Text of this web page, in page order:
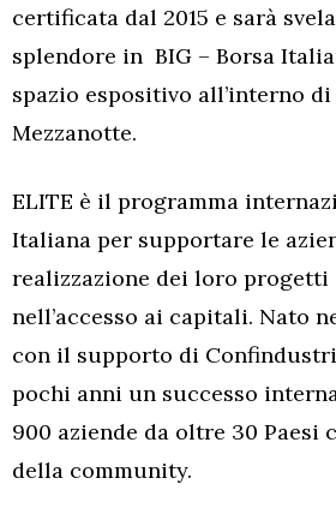
certificata dal 2015 e sarà
splendore in BIG – Borsa
spazio espositivo all’interno di
Mezzanotte.
ELITE è il programma
Italiana per supportare le
realizzazione dei loro progetti
nell’accesso ai capitali. Nato
con il supporto di
pochi anni un successo
900 aziende da oltre 30 Paesi
della community.